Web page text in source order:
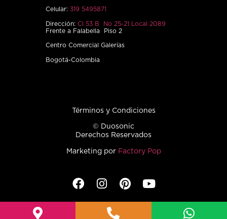
Celular: 319 5495871
Dirección: Cl 53 B No 25-21 Local 2089
Frente a Falabella Piso 2
Centro Comercial Galerías
Bogotá-Colombia
Términos y Condiciones
© Duosonic
Derechos Reservados
Marketing por Factory Pop